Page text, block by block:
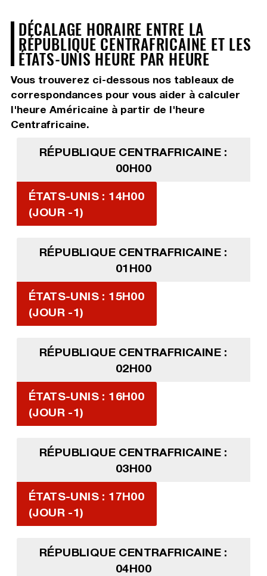
DÉCALAGE HORAIRE ENTRE LA
RÉPUBLIQUE CENTRAFRICAINE ET LES
ÉTATS-UNIS HEURE PAR HEURE
Vous trouverez ci-dessous nos tableaux de
correspondances pour vous aider à calculer
l'heure Américaine à partir de l'heure
Centrafricaine.
RÉPUBLIQUE CENTRAFRICAINE :
00H00
ÉTATS-UNIS : 14H00
(JOUR -1)
RÉPUBLIQUE CENTRAFRICAINE :
01H00
ÉTATS-UNIS : 15H00
(JOUR -1)
RÉPUBLIQUE CENTRAFRICAINE :
02H00
ÉTATS-UNIS : 16H00
(JOUR -1)
RÉPUBLIQUE CENTRAFRICAINE :
03H00
ÉTATS-UNIS : 17H00
(JOUR -1)
RÉPUBLIQUE CENTRAFRICAINE :
04H00